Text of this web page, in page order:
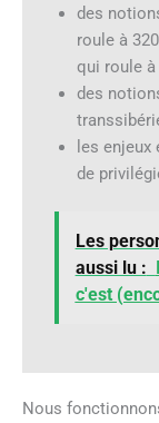
des
roule à
qui roule
des
les
de
Les
aussi lu :
c'est
Nous